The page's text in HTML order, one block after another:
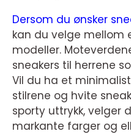
Dersom du ønsker
kan du velge mellom
modeller.
sneakers til herrene
Vil du ha et
stilrene og hvite
sporty uttrykk, velger
markante farger og